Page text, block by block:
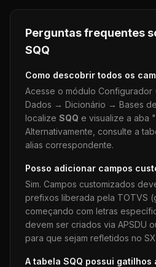
Perguntas frequentes
SQQ
Como descobrir todos os
Acesse o módulo Configurador
Dados → Dicionário → Bases
localize SQQ e visualize a aba
Alternativamente, consulte a
alias correspondente.
Posso adicionar campos
Sim. Campos customizados
prefixos liberada pela TOTVS
começando com letras
devem ser criados via APSDU
para que sejam refletidos no
A tabela SQQ possui gatilhos